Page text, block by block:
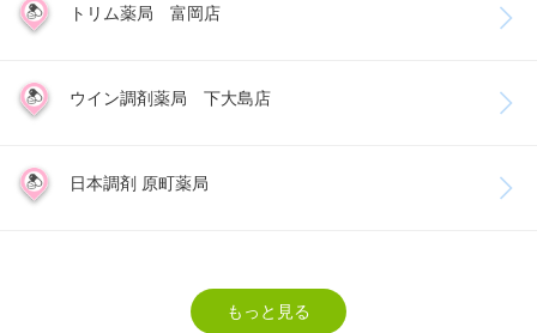
トリム薬局 富岡店
ウイン調剤薬局 下大島店
日本調剤 原町薬局
もっと見る